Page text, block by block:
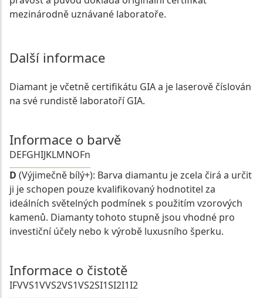
mezinárodně uznávané laboratoře.
Další informace
Diamant je včetně certifikátu GIA a je laserově číslován
na své rundistě laboratoří GIA.
Informace o barvě
DEFGHIJKLMNOFn
D (Výjimečně bílý+): Barva diamantu je zcela čirá a určit
ji je schopen pouze kvalifikovaný hodnotitel za
ideálních světelných podmínek s použitím vzorových
kamenů. Diamanty tohoto stupně jsou vhodné pro
investiční účely nebo k výrobě luxusního šperku.
Informace o čistotě
IFVVS1VVS2VS1VS2SI1SI2I1I2